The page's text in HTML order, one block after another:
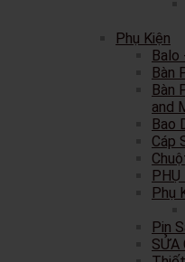
Phụ Kiện
Balo
Bàn
Bàn
and
Bao
Cáp
Phụ
Pin
SỬA